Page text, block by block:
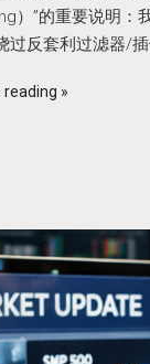
）”的重要说明
过反套利过滤器/
reading